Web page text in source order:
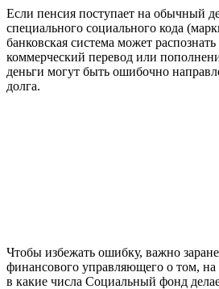
Если пенсия поступает на обычный
специального социального кода
банковская система может
коммерческий перевод или
деньги могут быть ошибочно
долга.
Чтобы избежать ошибку, важно
финансового управляющего о том, на
в какие числа Социальный фонд